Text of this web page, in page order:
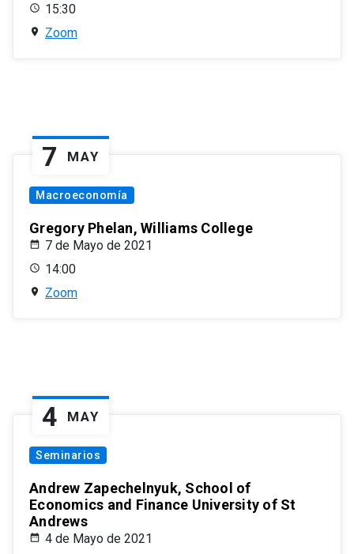
15:30
Zoom
7 MAY
Macroeconomía
Gregory Phelan, Williams College
7 de Mayo de 2021
14:00
Zoom
4 MAY
Seminarios
Andrew Zapechelnyuk, School of
Economics and Finance University of St
Andrews
4 de Mayo de 2021